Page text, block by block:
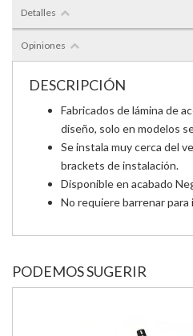
Detalles
Opiniones
DESCRIPCIÓN
Fabricados de lámina de
diseño, solo en modelos
Se instala muy cerca del
brackets de instalación.
Disponible en acabado
No requiere barrenar para
PODEMOS SUGERIR